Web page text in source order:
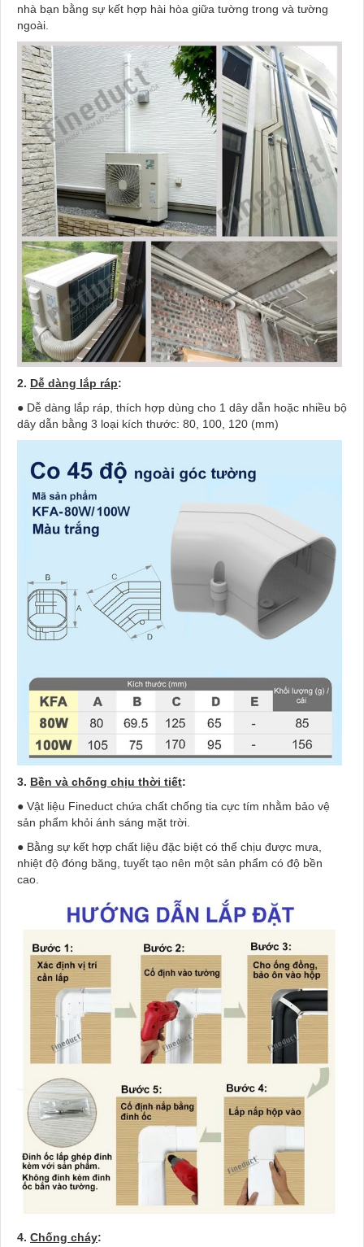
nhà bạn bằng sự kết hợp hài hòa giữa tường trong và tường
ngoài.
2. Dễ dàng lắp ráp:
● Dễ dàng lắp ráp, thích hợp dùng cho 1 dây dẫn hoặc nhiều bộ
dây dẫn bằng 3 loại kích thước: 80, 100, 120 (mm)
3. Bền và chống chịu thời tiết:
● Vật liệu Fineduct chứa chất chống tia cực tím nhằm bảo vệ
sản phẩm khỏi ánh sáng mặt trời.
● Bằng sự kết hợp chất liệu đặc biệt có thể chịu được mưa,
nhiệt độ đóng băng, tuyết tạo nên một sản phẩm có độ bền
cao.
4. Chống cháy: